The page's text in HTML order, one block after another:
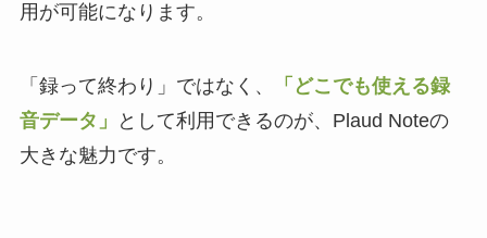
用が可能になります。
「録って終わり」ではなく、
「どこでも使える録
音データ」
として利用できるのが、Plaud Noteの
大きな魅力です。